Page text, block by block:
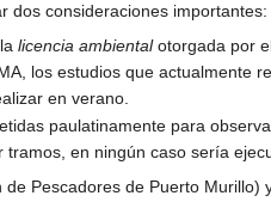
dos consideraciones importantes:
lalicencia ambientalotorgada por
los estudios que actualmente
en verano.
paulatinamente para
en ningún caso sería
Pescadores de Puerto